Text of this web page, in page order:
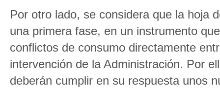
Por otro lado, se considera que la hoja
una primera fase, en un instrumento
conflictos de consumo directamente
intervención de la Administración. Por
deberán cumplir en su respuesta unos